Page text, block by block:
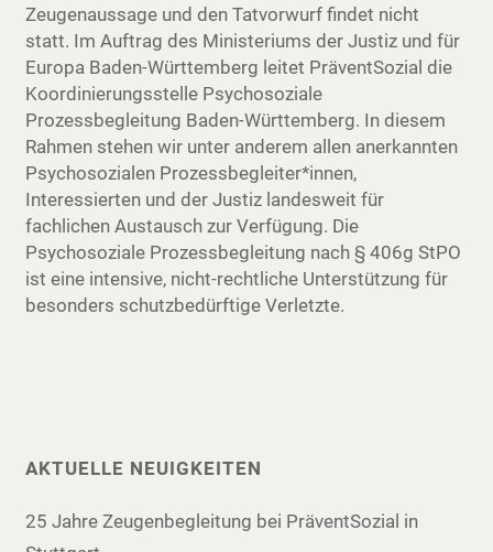
Zeugenaussage und den Tatvorwurf findet nicht
statt. Im Auftrag des Ministeriums der Justiz und für
Europa Baden-Württemberg leitet PräventSozial die
Koordinierungsstelle Psychosoziale
Prozessbegleitung Baden-Württemberg. In diesem
Rahmen stehen wir unter anderem allen anerkannten
Psychosozialen Prozessbegleiter*innen,
Interessierten und der Justiz landesweit für
fachlichen Austausch zur Verfügung. Die
Psychosoziale Prozessbegleitung nach § 406g StPO
ist eine intensive, nicht-rechtliche Unterstützung für
besonders schutzbedürftige Verletzte.
AKTUELLE NEUIGKEITEN
25 Jahre Zeugenbegleitung bei PräventSozial in